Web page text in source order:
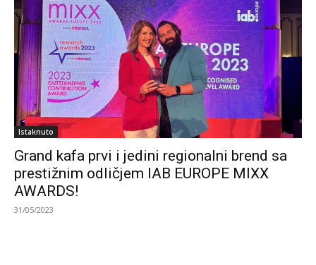
Istaknuto
Grand kafa prvi i jedini regionalni brend sa
prestižnim odličjem IAB EUROPE MIXX
AWARDS!
31/05/2023